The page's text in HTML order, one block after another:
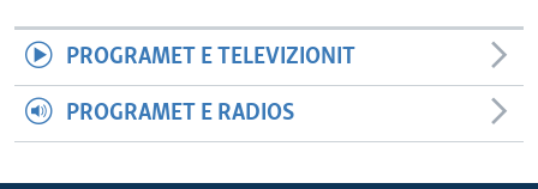
PROGRAMET E TELEVIZIONIT
PROGRAMET E RADIOS